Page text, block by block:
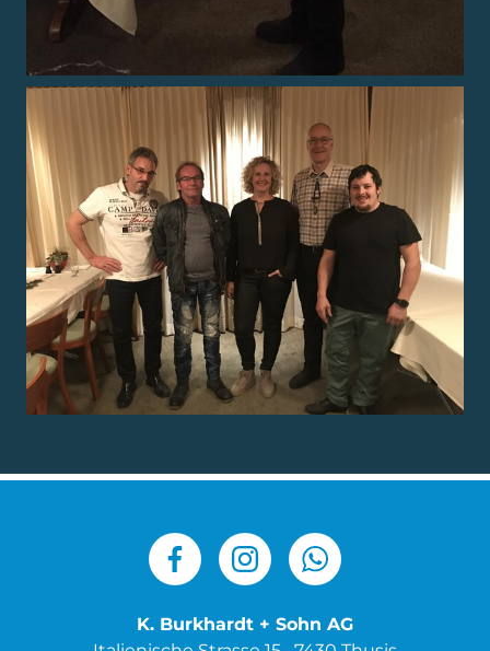
K. Burkhardt + Sohn AG